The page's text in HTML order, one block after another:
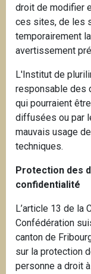
droit de modifier
ces sites, de les
temporairement
avertissement
L'Institut de
responsable des
qui pourraient
diffusées ou par
mauvais usage
techniques.
Protection des
confidentialité
L’article 13 de la
Confédération
canton de
sur la protection
personne a droit